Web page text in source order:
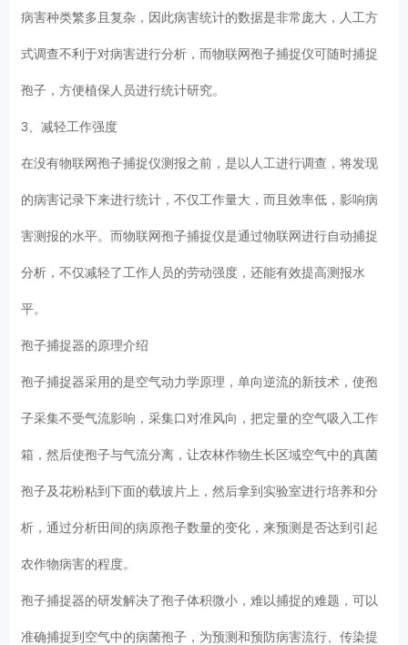
病害种类繁多且复杂，因此病害统计的数据是非常庞大，人工方
式调查不利于对病害进行分析，而物联网孢子捕捉仪可随时捕捉
孢子，方便植保人员进行统计研究。
3、减轻工作强度
在没有物联网孢子捕捉仪测报之前，是以人工进行调查，将发现
的病害记录下来进行统计，不仅工作量大，而且效率低，影响病
害测报的水平。而物联网孢子捕捉仪是通过物联网进行自动捕捉
分析，不仅减轻了工作人员的劳动强度，还能有效提高测报水
平。
孢子捕捉器的原理介绍
孢子捕捉器采用的是空气动力学原理，单向逆流的新技术，使孢
子采集不受气流影响，采集口对准风向，把定量的空气吸入工作
箱，然后使孢子与气流分离，让农林作物生长区域空气中的真菌
孢子及花粉粘到下面的载玻片上，然后拿到实验室进行培养和分
析，通过分析田间的病原孢子数量的变化，来预测是否达到引起
农作物病害的程度。
孢子捕捉器的研发解决了孢子体积微小，难以捕捉的难题，可以
准确捕捉到空气中的病菌孢子，为预测和预防病害流行、传染提